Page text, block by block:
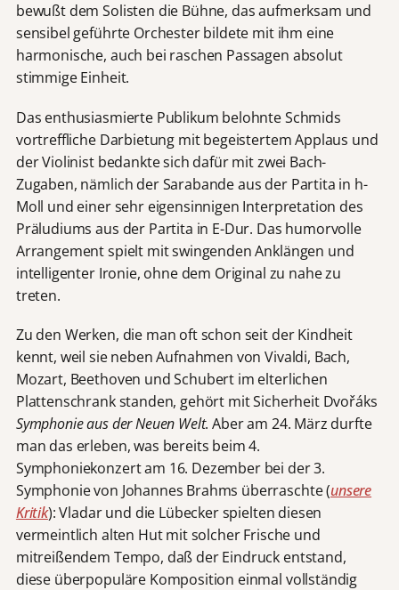
bewußt dem Solisten die Bühne, das aufmerksam und
sensibel geführte Orchester bildete mit ihm eine
harmonische, auch bei raschen Passagen absolut
stimmige Einheit.
Das enthusiasmierte Publikum belohnte Schmids
vortreffliche Darbietung mit begeistertem Applaus und
der Violinist bedankte sich dafür mit zwei Bach-
Zugaben, nämlich der Sarabande aus der Partita in h-
Moll und einer sehr eigensinnigen Interpretation des
Präludiums aus der Partita in E-Dur. Das humorvolle
Arrangement spielt mit swingenden Anklängen und
intelligenter Ironie, ohne dem Original zu nahe zu
treten.
Zu den Werken, die man oft schon seit der Kindheit
kennt, weil sie neben Aufnahmen von Vivaldi, Bach,
Mozart, Beethoven und Schubert im elterlichen
Plattenschrank standen, gehört mit Sicherheit Dvořáks
Symphonie aus der Neuen Welt. Aber am 24. März durfte
man das erleben, was bereits beim 4.
Symphoniekonzert am 16. Dezember bei der 3.
Symphonie von Johannes Brahms überraschte (unsere
Kritik): Vladar und die Lübecker spielten diesen
vermeintlich alten Hut mit solcher Frische und
mitreißendem Tempo, daß der Eindruck entstand,
diese überpopuläre Komposition einmal vollständig